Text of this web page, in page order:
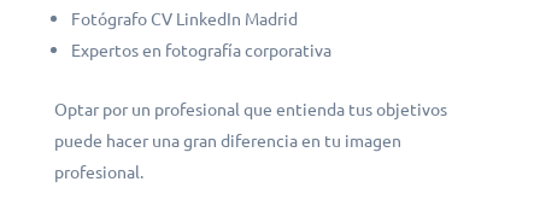
Fotógrafo CV LinkedIn Madrid
Expertos en fotografía corporativa
Optar por un profesional que entienda tus objetivos
puede hacer una gran diferencia en tu imagen
profesional.